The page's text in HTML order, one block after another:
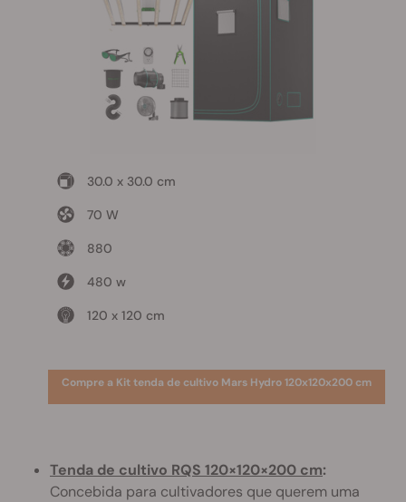
30.0 x 30.0 cm
70 W
880
480 w
120 x 120 cm
Compre a Kit tenda de cultivo Mars Hydro 120x120x200 cm
Tenda de cultivo RQS 120×120×200 cm:
Concebida para cultivadores que querem uma